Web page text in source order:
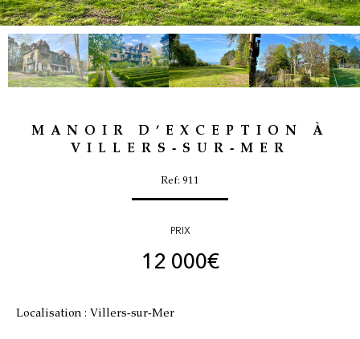
MANOIR D’EXCEPTION À
VILLERS-SUR-MER
Ref: 911
PRIX
12 000€
Localisation : Villers-sur-Mer